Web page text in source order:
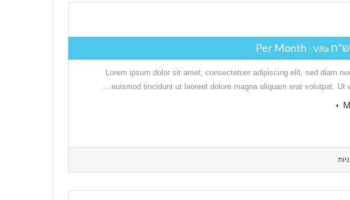
- Villa
Lorem ipsum dolor sit amet, consectetuer adipiscing elit, sed diam
euismod tincidunt ut laoreet dolore magna aliquam erat volutpat. Ut